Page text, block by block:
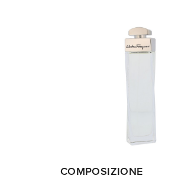
COMPOSIZIONE